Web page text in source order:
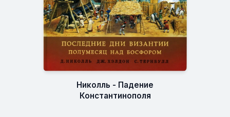
Николль - Падение
Константинополя